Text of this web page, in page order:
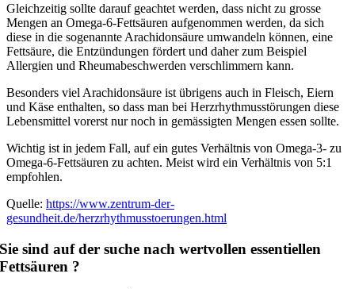
Gleichzeitig sollte darauf geachtet werden, dass nicht zu grosse
Mengen an Omega-6-Fettsäuren aufgenommen werden, da sich
diese in die sogenannte Arachidonsäure umwandeln können, eine
Fettsäure, die Entzündungen fördert und daher zum Beispiel
Allergien und Rheumabeschwerden verschlimmern kann.
Besonders viel Arachidonsäure ist übrigens auch in Fleisch, Eiern
und Käse enthalten, so dass man bei Herzrhythmusstörungen diese
Lebensmittel vorerst nur noch in gemässigten Mengen essen sollte.
Wichtig ist in jedem Fall, auf ein gutes Verhältnis von Omega-3- zu
Omega-6-Fettsäuren zu achten. Meist wird ein Verhältnis von 5:1
empfohlen.
Quelle: https://www.zentrum-der-
gesundheit.de/herzrhythmusstoerungen.html
Sie sind auf der suche nach wertvollen essentiellen
Fettsäuren ?